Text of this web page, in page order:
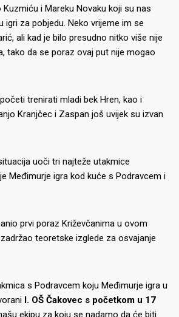
i Mareku Novaku koji su nas
igri za pobjedu. Neko vrijeme im se
ali kad je bilo presudno nitko više nije
tako da se poraz ovaj put nije mogao
trenirati mladi bek Hren, kao i
Kranjčec i Zaspan još uvijek su izvan
uoči tri najteže utakmice
Međimurje igra kod kuće s Podravcem i
prvi poraz Križevčanima u ovom
teoretske izglede za osvajanje
s Podravcem koju Međimurje igra u
I. OŠ Čakovec s početkom u 17
ekipu za koju se nadamo da će biti